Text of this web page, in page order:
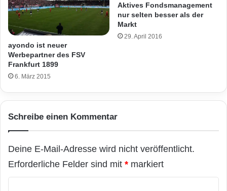
ayondo ist neuer
Werbepartner des FSV
Frankfurt 1899
6. März 2015
Aktives Fondsmanagement
nur selten besser als der
Markt
29. April 2016
Schreibe einen Kommentar
Deine E-Mail-Adresse wird nicht veröffentlicht.
Erforderliche Felder sind mit * markiert